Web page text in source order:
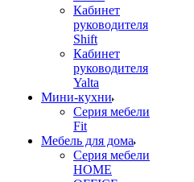
Кабинет
руководителя
Shift
Кабинет
руководителя
Yalta
Мини-кухни
Серия мебели
Fit
Мебель для дома
Серия мебели
HOME